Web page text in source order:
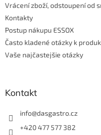
Vrácení zboží, odstoupení od
Kontakty
Postup nákupu ESSOX
Často kladené otázky k
Vaše najčastejšie otázky
Kontakt
info@dasgastro.cz
+420 477 577 382